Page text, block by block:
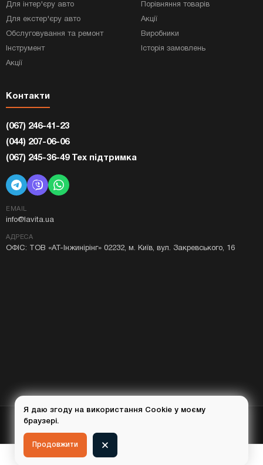
0
Для інтер'єру авто
Для екстер'єру авто
Обслуговування та ремонт
Інструмент
Акції
Порівняння товарів
Акції
Виробники
Історія замовлень
Контакти
(067) 246-41-23
(044) 207-06-06
(067) 245-36-49 Тех підтримка
EMAIL
info@lavita.ua
АДРЕСА
ОФІС: ТОВ «АТ-Інжинірінг» 02232, м. Київ, вул. Закревського, 16
© 2015-
Я даю згоду на використання Cookie у моєму
браузері.
Продовжити